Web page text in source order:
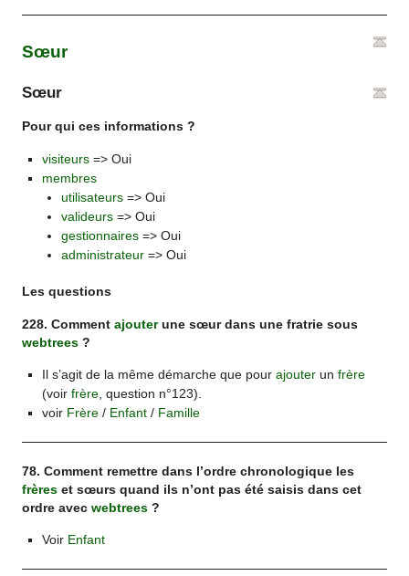
Sœur
Sœur
Pour qui ces informations ?
visiteurs=> Oui
membres
utilisateurs => Oui
valideurs => Oui
gestionnaires => Oui
administrateur => Oui
Les questions
228. Commentajouterune sœur dans une fratrie sous
webtrees ?
Il s’agit de la même démarche que pour ajouterun frère
(voir frère, question n°123).
voir Frère/ Enfant/ Famille
78. Comment remettre dans l’ordre chronologique les
frères et sœurs quand ils n’ont pas été saisis dans cet
ordre avecwebtrees ?
Voir Enfant